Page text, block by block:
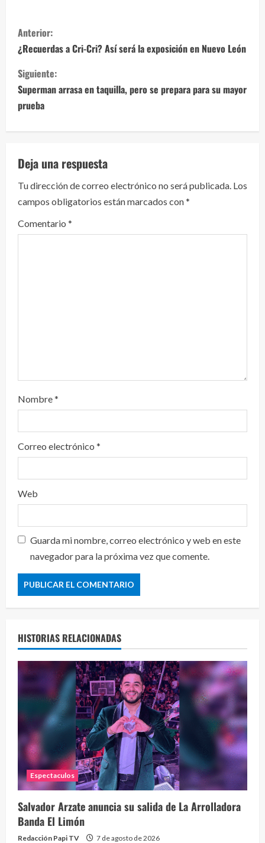
S
i
g
u
e
l
e
y
e
Anterior:
¿Recuerdas a Cri-Cri? Así será la exposición en Nuevo León
Siguiente:
Superman arrasa en taquilla, pero se prepara para su mayor
prueba
Deja una respuesta
Tu dirección de correo electrónico no será publicada. Los
campos obligatorios están marcados con*
Comentario *
Nombre*
Correo electrónico *
Web
Guarda mi nombre, correo electrónico y web en este
navegador para la próxima vez que comente.
HISTORIAS RELACIONADAS
Espectaculos
Salvador Arzate anuncia su salida de La Arrolladora
Banda El Limón
Redacción Papi TV 7 de agosto de 2026